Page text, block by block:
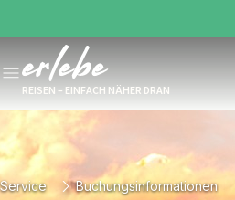
REISEN – EINFACH NÄHER DRAN
Service Buchungsinformationen